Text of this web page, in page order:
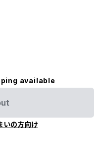
available
いの方向け